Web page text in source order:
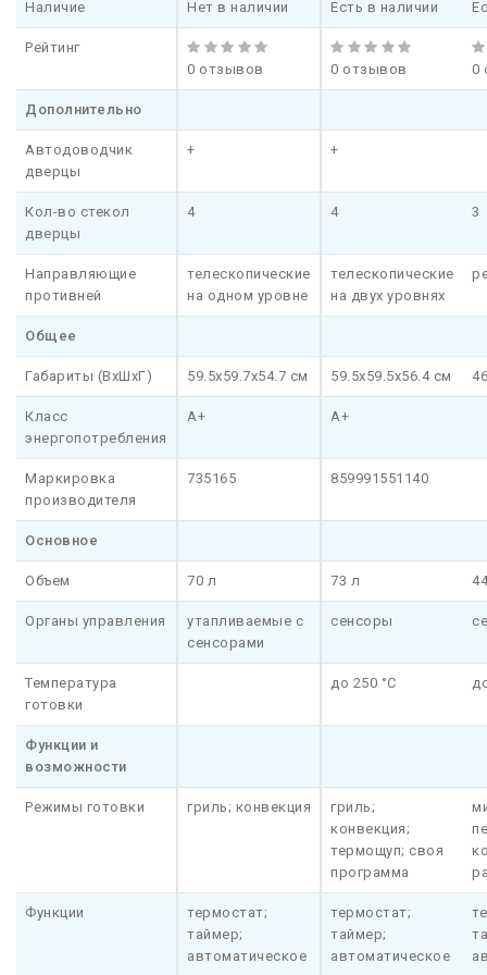
Наличие Нет в наличии Есть в наличии
Рейтинг
0 отзывов
0 отзывов 0
Дополнительно
Автодоводчик
дверцы
+ +
Кол-во стекол
дверцы
4 4 3
Направляющие
противней
телескопические
на одном уровне
телескопические
на двух уровнях
Общее
Габариты (ВхШхГ) 59.5x59.7x54.7 см 59.5x59.5x56.4 см
Класс
энергопотребления
A+ A+
Маркировка
производителя
735165 859991551140
Основное
Объем 70 л 73 л
Органы управления
утапливаемые с
сенсорами
сенсоры
Температура
готовки
до 250 °C
Функции и
возможности
Режимы готовки гриль; конвекция
гриль;
конвекция;
термощуп; своя
программа
Функции
термостат;
таймер;
автоматическое
термостат;
таймер;
автоматическое